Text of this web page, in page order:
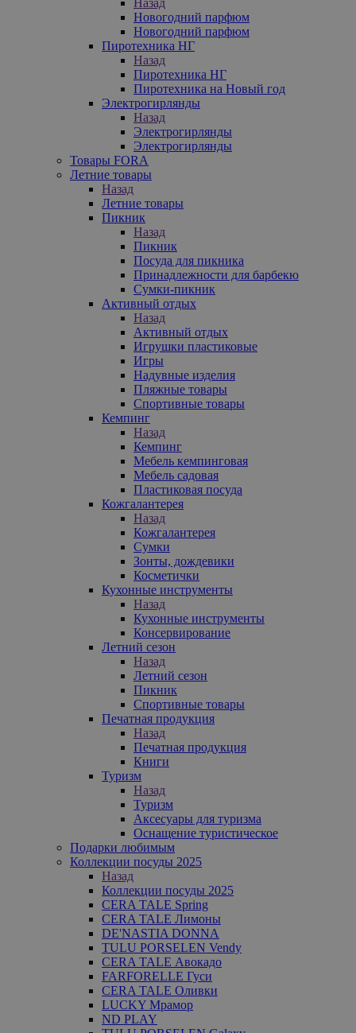
Новогодний парфюм
Новогодний парфюм
Пиротехника НГ
Назад
Пиротехника НГ
Пиротехника на Новый год
Электрогирлянды
Назад
Электрогирлянды
Электрогирлянды
Товары FORA
Летние товары
Назад
Летние товары
Пикник
Назад
Пикник
Посуда для пикника
Принадлежности для барбекю
Сумки-пикник
Активный отдых
Назад
Активный отдых
Игрушки пластиковые
Игры
Надувные изделия
Пляжные товары
Спортивные товары
Кемпинг
Назад
Кемпинг
Мебель кемпинговая
Мебель садовая
Пластиковая посуда
Кожгалантерея
Назад
Кожгалантерея
Сумки
Зонты, дождевики
Косметички
Кухонные инструменты
Назад
Кухонные инструменты
Консервирование
Летний сезон
Назад
Летний сезон
Пикник
Спортивные товары
Печатная продукция
Назад
Печатная продукция
Книги
Туризм
Назад
Туризм
Аксесуары для туризма
Оснащение туристическое
Подарки любимым
Коллекции посуды 2025
Назад
Коллекции посуды 2025
CERA TALE Spring
CERA TALE Лимоны
DE'NASTIA DONNA
TULU PORSELEN Vendy
CERA TALE Авокадо
FARFORELLE Гуси
CERA TALE Оливки
LUCKY Мрамор
ND PLAY